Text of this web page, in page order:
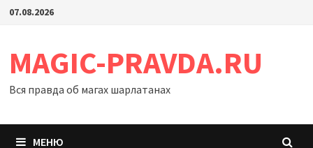
Перейти
07.08.2026
MAGIC-PRAVDA.RU
Вся правда об магах шарлатанах
МЕНЮ